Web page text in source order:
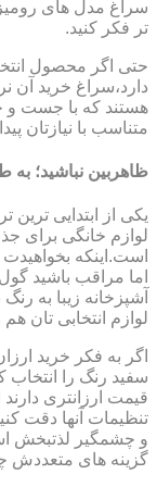
سراغ مدل های
تر فکر کنید.
حتی اگر محصول
دارد،سراغ خرید آن
هستند که با جست و
متناسب با نیازتان
ظاهربین نباشید؛ به
یکی از ابتدایی
لوازم خانگی برای
است.اینکه
اما مراقب باشید
آشپزخانه زیبا به
لوازم انتخابی تان
اگر به فکر خرید
قیمت ارزانتری
تنظیمات آنها دقت
و چشمگیر لذتبخش
گزینه های متعددش